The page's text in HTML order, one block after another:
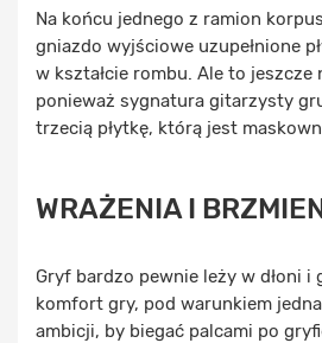
Na końcu jednego z ramion
gniazdo wyjściowe uzupełnione
w kształcie rombu. Ale to jeszcze
ponieważ sygnatura gitarzysty
trzecią płytkę, którą jest
WRAŻENIA I
Gryf bardzo pewnie leży w dłoni i
komfort gry, pod warunkiem
ambicji, by biegać palcami po